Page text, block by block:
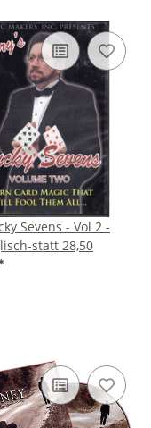
Sevens - Vol 2 -
statt 28,50